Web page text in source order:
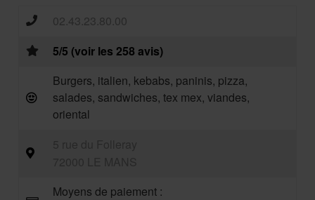
02.43.23.80.00
5/5 (voir les 258 avis)
Burgers, italien, kebabs, paninis, pizza,
salades, sandwiches, tex mex, viandes,
oriental
Moyens de paiement :